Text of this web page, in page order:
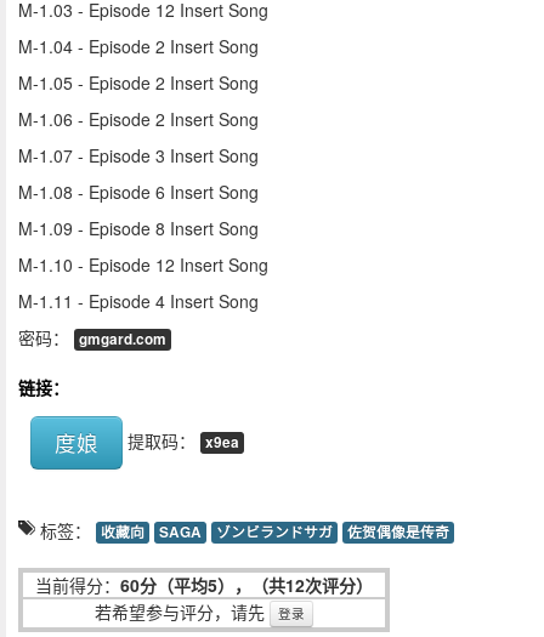
M-1.03 - Episode 12 Insert Song
M-1.04 - Episode 2 Insert Song
M-1.05 - Episode 2 Insert Song
M-1.06 - Episode 2 Insert Song
M-1.07 - Episode 3 Insert Song
M-1.08 - Episode 6 Insert Song
M-1.09 - Episode 8 Insert Song
M-1.10 - Episode 12 Insert Song
M-1.11 - Episode 4 Insert Song
密码：
gmgard.com
链接：
度娘 提取码： x9ea
标签： 收藏向 SAGA ゾンビランドサガ 佐贺偶像是传奇
当前得分： 60分（平均5），（共12次评分）
若希望参与评分，请先
登录